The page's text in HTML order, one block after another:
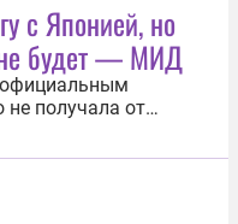
региона и
информации
с Японией, но
не будет — МИД
официальным
не получала от
встреч и сама
Об